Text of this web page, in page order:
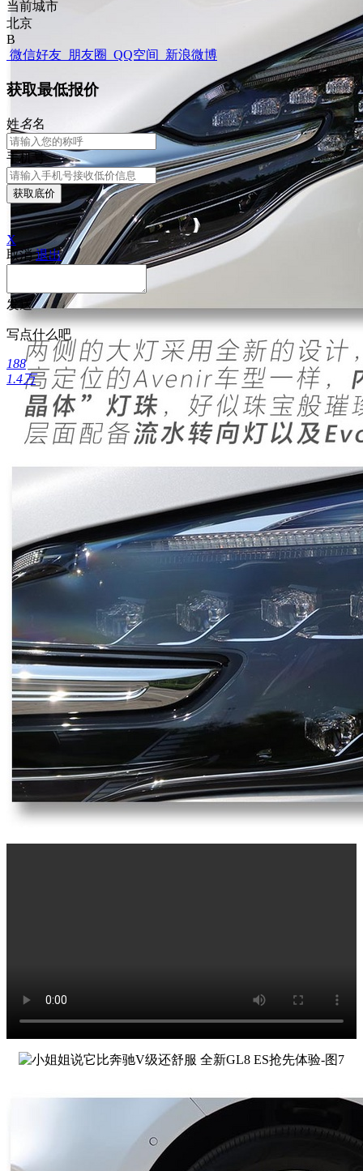
当前城市
北京
B
微信好友 朋友圈 QQ空间 新浪微博
获取最低报价
姓名名
手机号
获取底价
X
取消 退出
发送
写点什么吧
188
1.4万